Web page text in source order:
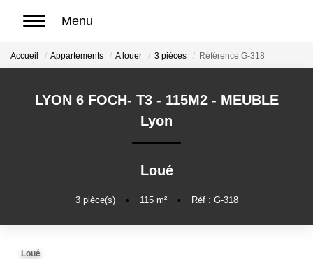
ACCUEIL
Nos biens en vente
Chasse immobilière
Accueil Appartements A louer 3 pièces Référence G-318
LYON 6 FOCH- T3 - 115M2 - MEUBLE
Lyon
Loué
3pièce(s) • 115 m² • Réf : G-318
Loué